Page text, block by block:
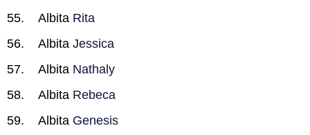
Albita Rita
Albita Jessica
Albita Nathaly
Albita Rebeca
Albita Genesis